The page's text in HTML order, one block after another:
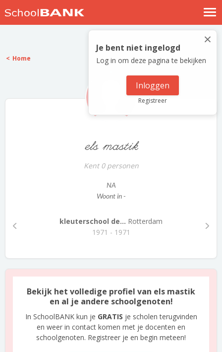
Nostalgische verhalen
Log in
Meld je gratis aan
×
Je bent niet ingelogd
Log in om deze pagina te bekijken
Inloggen
Registreer
Home
els mastik
Kent 0 personen
NA
Woont in -
kleuterschool de... Rotterdam
1971 - 1971
Bekijk het volledige profiel van els mastik
en al je andere schoolgenoten!
In SchoolBANK kun je GRATIS je scholen terugvinden
en weer in contact komen met je docenten en
schoolgenoten. Registreer je en begin meteen!